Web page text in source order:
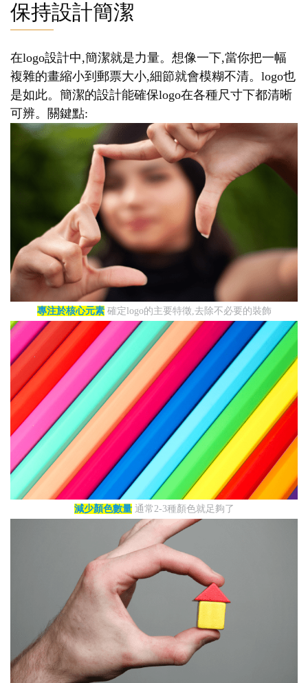
保持設計簡潔
在logo設計中,簡潔就是力量。想像一下,當你把一幅
複雜的畫縮小到郵票大小,細節就會模糊不清。logo也
是如此。簡潔的設計能確保logo在各種尺寸下都清晰
可辨。關鍵點:
專注於核心元素確定logo的主要特徵,去除不必要的裝飾
減少顏色數量通常2-3種顏色就足夠了